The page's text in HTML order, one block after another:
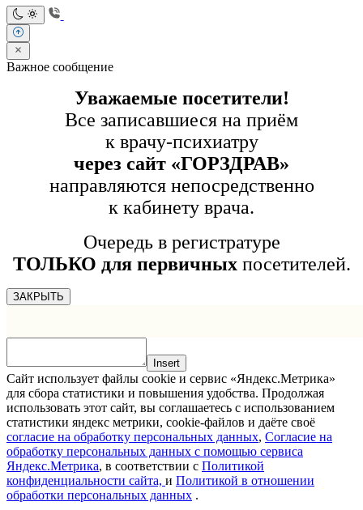
Важное сообщение
Уважаемые посетители!
Все записавшиеся на приём
к врачу-психиатру
через сайт «ГОРЗДРАВ»
направляются непосредственно
к кабинету врача.
Очередь в регистратуре
ТОЛЬКО для первичныхпосетителей.
ЗАКРЫТЬ
Insert
Сайт использует файлы cookie и сервис «Яндекс.Метрика»
для сбора статистики и повышения удобства. Продолжая
использовать этот сайт, вы соглашаетесь с использованием
статистики яндекс метрики, cookie-файлов и даёте своё
согласие на обработку персональных данных, Согласие на
обработку персональных данных с помощью сервиса
Яндекс.Метрика, в соответствии с Политикой
конфиденциальности сайта, и Политикой в отношении
обработки персональных данных .